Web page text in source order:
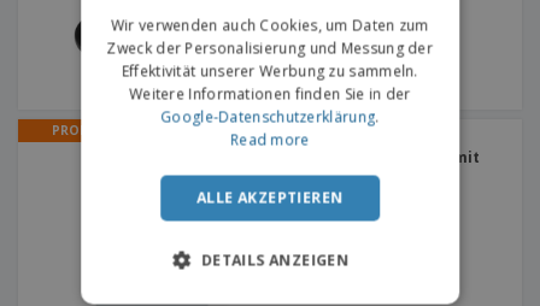
PROMO
Kleines Vlies 80 g
heißgesiegelt | Tasche mit
Griff
Wir verwenden auch Cookies, um Daten zum
Zweck der Personalisierung und Messung der
Effektivität unserer Werbung zu sammeln.
Weitere Informationen finden Sie in der
Google-Datenschutzerklärung.
Read more
ALLE AKZEPTIEREN
DETAILS ANZEIGEN